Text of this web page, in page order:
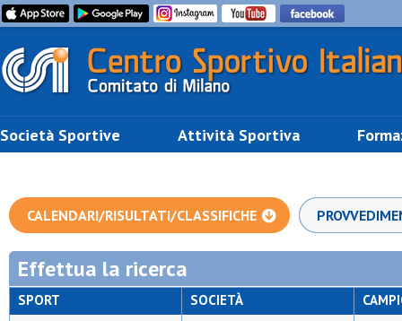
Società Sportive Attività Sportiva
CALENDARI/RISULTATI/CLASSIFICHE
Effettua la ricerca
SPORT SOCIETÀ